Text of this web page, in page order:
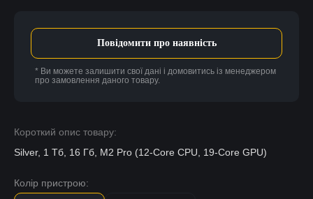
Короткий опис товару:
Silver, 1 Тб, 16 Гб, M2 Pro (12-Core CPU, 19-Core GPU)
Колір пристрою:
Повідомити про наявність
* Ви можете залишити свої дані і домовитись із менеджером
про замовлення даного товару.